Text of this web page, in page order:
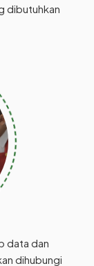
dibutuhkan
data dan
dihubungi